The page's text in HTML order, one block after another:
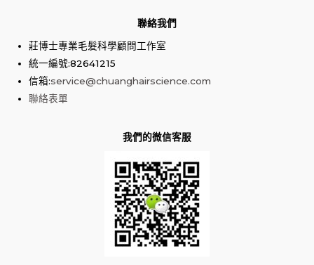
聯絡我們
莊博士專業毛髮科學顧問工作室
統一編號:82641215
信箱:service@chuanghairscience.com
聯絡表單
我們的微信客服